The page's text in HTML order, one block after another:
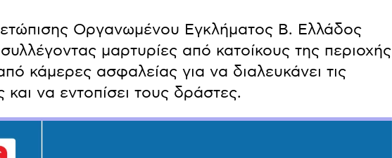
Οργανωμένου Εγκλήματος Β. Ελλάδος
συλλέγοντας μαρτυρίες από κατοίκους της περιοχής
κάμερες ασφαλείας για να διαλευκάνει τις
να εντοπίσει τους δράστες.